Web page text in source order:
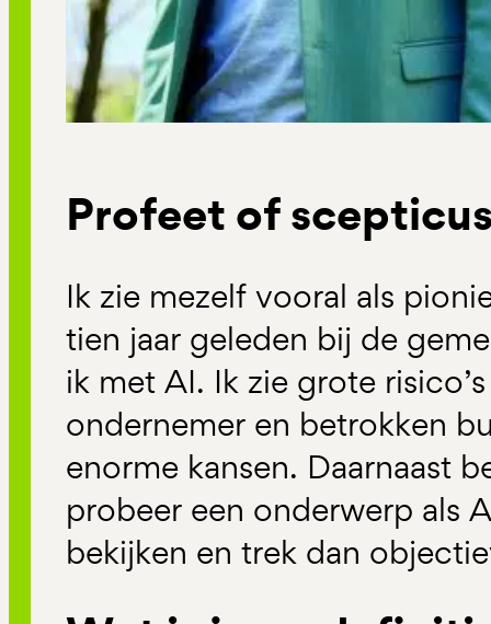
Profeet of
Ik zie mezelf vooral als
tien jaar geleden bij de
ik met AI. Ik zie grote
ondernemer en betrokken
enorme kansen. Daarnaast
probeer een onderwerp als
bekijken en trek dan